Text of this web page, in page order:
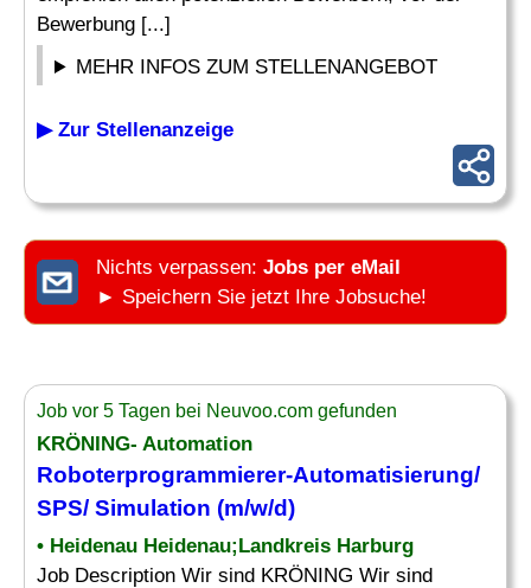
Bewerbung [...]
MEHR INFOS ZUM STELLENANGEBOT
▶ Zur Stellenanzeige
Nichts verpassen: Jobs per eMail
► Speichern Sie jetzt Ihre Jobsuche!
Job vor 5 Tagen bei Neuvoo.com gefunden
KRÖNING- Automation
Roboterprogrammierer-Automatisierung/
SPS/ Simulation (m/w/d)
• Heidenau Heidenau;Landkreis Harburg
Job Description Wir sind KRÖNING Wir sind